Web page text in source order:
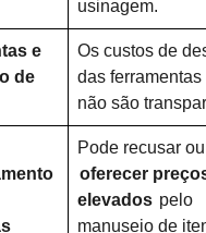
usinagem.
e
de
Os custos de
das
não são
Pode recusar ou
oferecer
elevados pelo
manuseio de